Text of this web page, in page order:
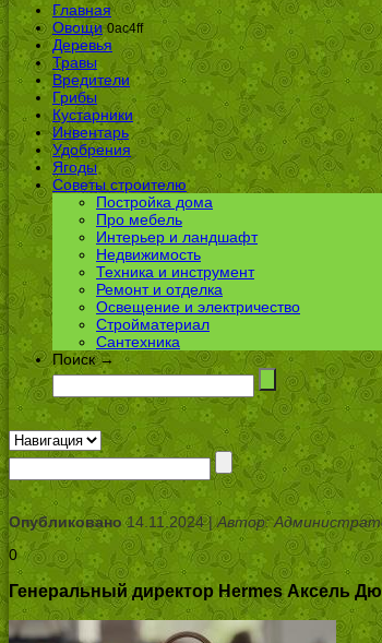
Главная
Овощи 0ac4ff
Деревья
Травы
Вредители
Грибы
Кустарники
Инвентарь
Удобрения
Ягоды
Советы строителю
Постройка дома
Про мебель
Интерьер и ландшафт
Недвижимость
Техника и инструмент
Ремонт и отделка
Освещение и электричество
Стройматериал
Сантехника
Поиск →
Опубликовано14.11.2024 |Автор:
0
Генеральный директор Hermes Аксель